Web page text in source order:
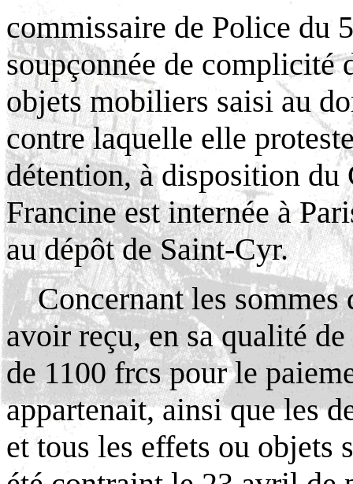
commissaire de Police du 5
soupçonnée de complicité
objets mobiliers saisi au
contre laquelle elle
détention, à disposition
Francine est internée à
au dépôt de Saint-Cyr.
Concernant les sommes
avoir reçu, en sa qualité
de 1100 frcs pour le
appartenait, ainsi que les
et tous les effets ou